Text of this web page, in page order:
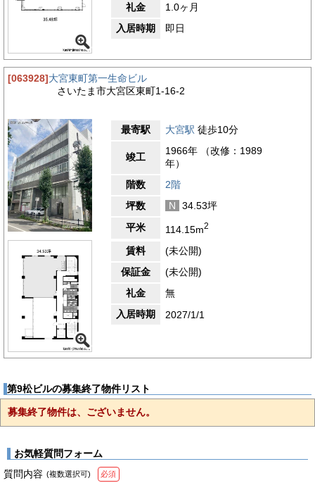
礼金
1.0ヶ月
入居時期
即日
[063928]大宮東町第一生命ビル
さいたま市大宮区東町1-16-2
最寄駅 大宮駅 徒歩10分
竣工
1966年 （改修：1989
年）
階数
2階
坪数
N
34.53坪
平米
114.15m2
賃料
(未公開)
保証金
(未公開)
礼金
無
入居時期
2027/1/1
第9松ビルの募集終了物件リスト
募集終了物件は、ございません。
お気軽質問フォーム
質問内容 (複数選択可) 必須